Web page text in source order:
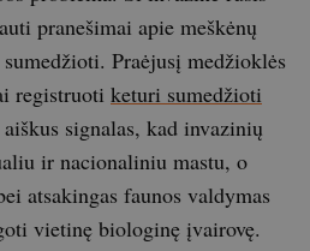
pranešimai apie meškėnų
Praėjusį medžioklės
registruoti keturi sumedžioti
signalas, kad invazinių
ir nacionaliniu mastu, o
atsakingas faunos valdymas
vietinę biologinę įvairovę.